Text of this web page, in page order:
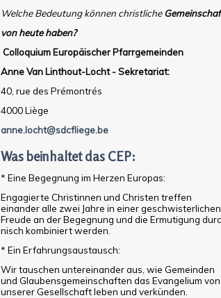
Welche Bedeutung können christliche
von heute haben?
Colloquium Europäischer Pfarrgemeinden
Anne Van Linthout-Locht - Sekretariat:
40, rue des Prémontrés
4000 Liège
anne.locht@sdcfliege.be
Was beinhaltet das CEP:
* Eine Begegnung im Herzen Europas:
Engagierte Christinnen und Christen treffen
einander alle zwei Jahre in einer
Freude an der Begegnung und die Ermutigung
nisch kombiniert werden.
* Ein Erfahrungsaustausch:
Wir tauschen untereinander aus, wie Ge­meinden
und Glaubensgemeinschaften das Evangelium
unserer Gesellschaft leben und verkünden.